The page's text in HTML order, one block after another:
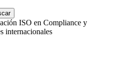
ISO en Compliance y
internacionales